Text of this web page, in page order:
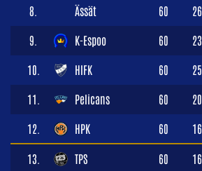
8. Ässät 60 26
9. K-Espoo 60 23
10. HIFK 60 25
11. Pelicans 60 20
12. HPK 60 16
13. TPS 60 16